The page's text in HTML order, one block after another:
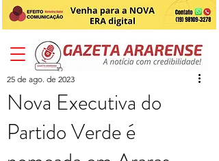
Nova Executiva do
Partido Verde é
25 de ago. de 2023